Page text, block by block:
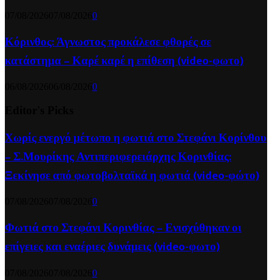
0
Κόρινθος: Άγνωστος προκάλεσε φθορές σε
κατάστημα – Καρέ καρέ η επίθεση (video-φωτο)
0
Χωρίς ενεργό μέτωπο η φωτιά στο Στεφάνι Κορίνθου
– Σ.Μουρίκης Αντιπεριφερειάρχης Κορινθίας:
Ξεκίνησε από φωτοβολταϊκά η φωτιά (video-φώτο)
0
Φωτιά στο Στεφάνι Κορινθίας – Ενισχύθηκαν οι
επίγειες και εναέριες δυνάμεις (video-φωτο)
0